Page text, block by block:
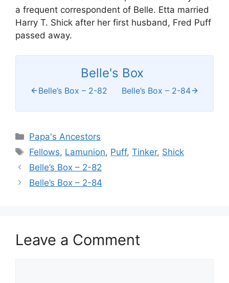
a frequent correspondent of Belle. Etta married
Harry T. Shick after her first husband, Fred Puff
passed away.
Belle's Box
Belle’s Box – 2-82 Belle’s Box – 2-84
Categories
Papa's Ancestors
Tags
Fellows, Lamunion, Puff,Tinker, Shick
Belle’s Box – 2-82
Belle’s Box – 2-84
Leave a Comment